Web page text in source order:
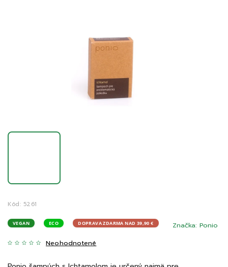
Kód: 5261
VEGAN ECO DOPRAVA ZDARMA NAD 39,90 €
Neohodnotené
Značka: Ponio